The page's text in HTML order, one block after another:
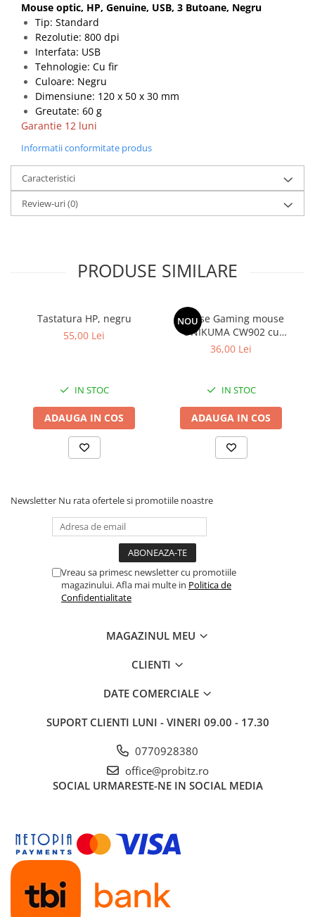
Mouse optic, HP, Genuine, USB, 3 Butoane, Negru
Tip: Standard
Rezolutie: 800 dpi
Interfata: USB
Tehnologie: Cu fir
Culoare: Negru
Dimensiune: 120 x 50 x 30 mm
Greutate: 60 g
Garantie 12 luni
Informatii conformitate produs
Caracteristici
Review-uri(0)
PRODUSE SIMILARE
Tastatura HP, negru
55,00 Lei
IN STOC
ADAUGA IN COS
NOU
Mouse Gaming mouse
ONIKUMA CW902 cu
iluminare Negru
36,00 Lei
IN STOC
ADAUGA IN COS
Newsletter Nu rata ofertele si promotiile noastre
Vreau sa primesc newsletter cu promotiile
magazinului. Afla mai multe in Politica de
Confidentialitate
MAGAZINUL MEU
CLIENTI
DATE COMERCIALE
SUPORT CLIENTI LUNI - VINERI 09.00 - 17.30
0770928380
office@probitz.ro
SOCIAL URMARESTE-NE IN SOCIAL MEDIA